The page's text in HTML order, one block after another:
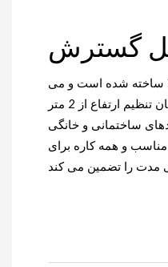
گسترش
ساخته شده است و می
تواند حداکثر بار 150 کیلوگرم را تحمل کند. طراحی قابل گسترش آن امکان تنظیم ارتفاع از 2 متر
ساختمانی و خانگی
و همه کاره برای